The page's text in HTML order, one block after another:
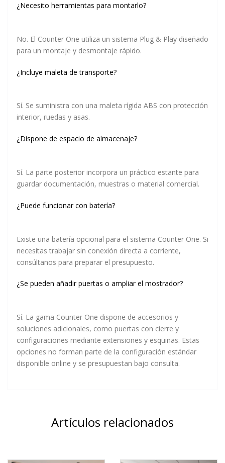
¿Necesito herramientas para montarlo?
No. El Counter One utiliza un sistema Plug & Play diseñado
para un montaje y desmontaje rápido.
¿Incluye maleta de transporte?
Sí. Se suministra con una maleta rígida ABS con protección
interior, ruedas y asas.
¿Dispone de espacio de almacenaje?
Sí. La parte posterior incorpora un práctico estante para
guardar documentación, muestras o material comercial.
¿Puede funcionar con batería?
Existe una batería opcional para el sistema Counter One. Si
necesitas trabajar sin conexión directa a corriente,
consúltanos para preparar el presupuesto.
¿Se pueden añadir puertas o ampliar el mostrador?
Sí. La gama Counter One dispone de accesorios y
soluciones adicionales, como puertas con cierre y
configuraciones mediante extensiones y esquinas. Estas
opciones no forman parte de la configuración estándar
disponible online y se presupuestan bajo consulta.
Artículos relacionados